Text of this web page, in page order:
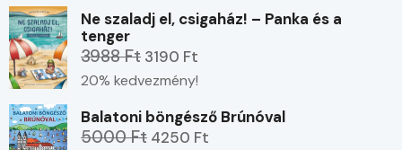
Ne szaladj el, csigaház! – Panka és a
tenger
3988 Ft 3190 Ft
20% kedvezmény!
Balatoni böngésző Brúnóval
5000 Ft 4250 Ft